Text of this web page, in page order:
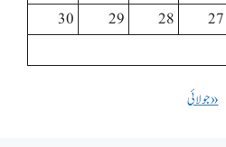
27
28
29
30
« جولائی